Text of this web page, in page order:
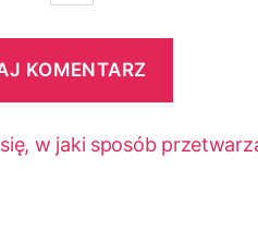
w jaki sposób